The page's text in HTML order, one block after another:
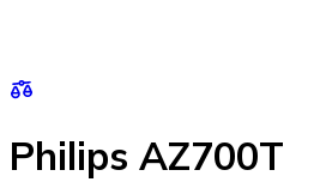
Philips AZ700T